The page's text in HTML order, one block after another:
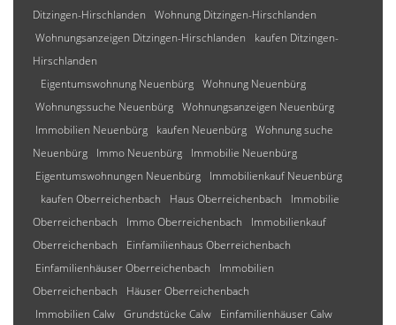
Ditzingen-Hirschlanden
Wohnung Ditzingen-Hirschlanden
Wohnungsanzeigen Ditzingen-Hirschlanden
kaufen Ditzingen-
Hirschlanden
Eigentumswohnung Neuenbürg Wohnung Neuenbürg
Wohnungssuche Neuenbürg Wohnungsanzeigen Neuenbürg
Immobilien Neuenbürg
kaufen Neuenbürg Wohnung suche
Neuenbürg
Immo Neuenbürg
Immobilie Neuenbürg
Eigentumswohnungen Neuenbürg
Immobilienkauf Neuenbürg
kaufen Oberreichenbach
Haus Oberreichenbach
Immobilie
Oberreichenbach
Immo Oberreichenbach
Immobilienkauf
Oberreichenbach
Einfamilienhaus Oberreichenbach
Einfamilienhäuser Oberreichenbach
Immobilien
Oberreichenbach
Häuser Oberreichenbach
Immobilien Calw Grundstücke Calw
Einfamilienhäuser Calw